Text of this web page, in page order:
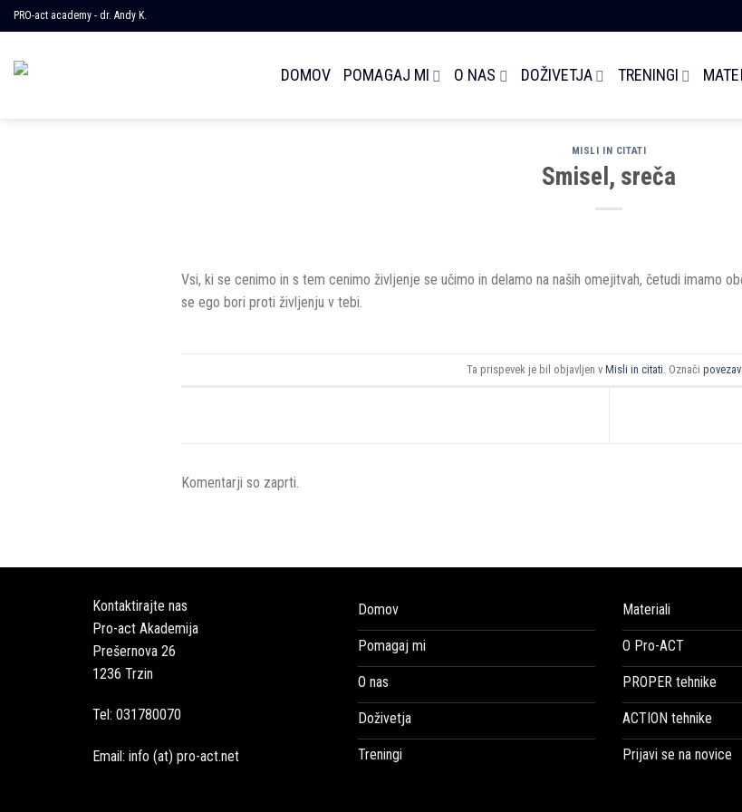
Skoči
na
vsebino
PRO-act academy - dr. Andy K.
DOMOV POMAGAJ MI O NAS DOŽIVETJA TRENINGI
MISLI IN CITATI
Smisel, sreča
Vsi, ki se cenimo in s tem cenimo življenje se učimo in delamo na naših omejitvah, četudi imamo
se ego bori proti življenju v tebi.
Ta prispevek je bil objavljen vMisli in citati . Označi
Komentarji so zaprti.
Kontaktirajte nas
Pro-act Akademija
Prešernova 26
1236 Trzin
Tel: 031780070
Email: info (at) pro-act.net
Domov
Pomagaj mi
O nas
Doživetja
Treningi
Materiali
O Pro-ACT
PROPER tehnike
ACTION tehnike
Prijavi se na novice